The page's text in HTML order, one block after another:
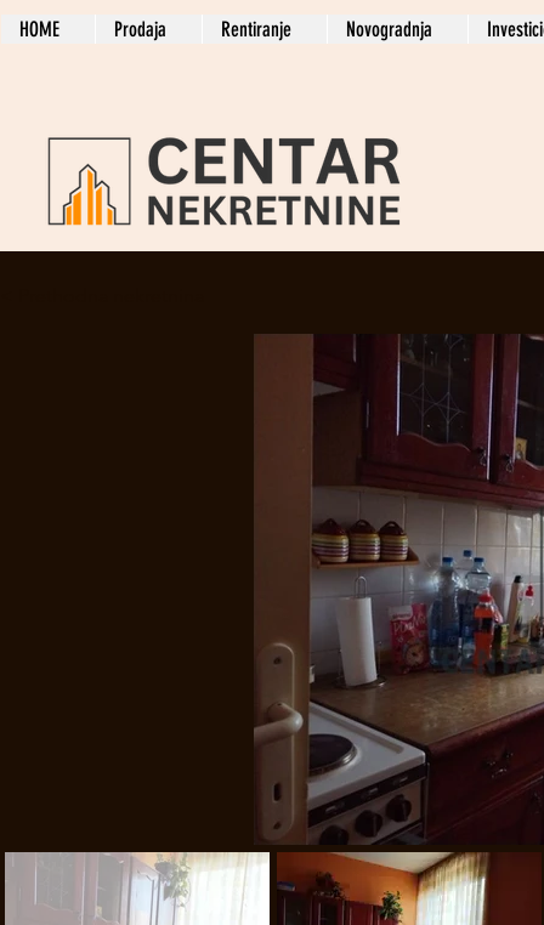
HOME Prodaja Rentiranje Novogradnja